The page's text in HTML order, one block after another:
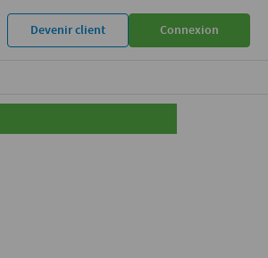
Devenir client Connexion